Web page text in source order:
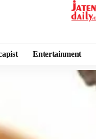
Entertainment